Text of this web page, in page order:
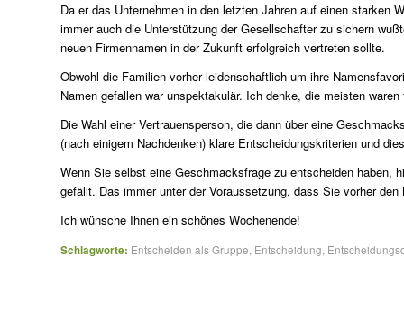
Da er das Unternehmen in den letzten Jahren auf einen starken
immer auch die Unterstützung der Gesellschafter zu sichern
neuen Firmennamen in der Zukunft erfolgreich vertreten sollte.
Obwohl die Familien vorher leidenschaftlich um ihre
Namen gefallen war unspektakulär. Ich denke, die meisten
Die Wahl einer Vertrauensperson, die dann über eine
(nach einigem Nachdenken) klare Entscheidungskriterien und
Wenn Sie selbst eine Geschmacksfrage zu entscheiden haben,
gefällt. Das immer unter der Voraussetzung, dass Sie vorher
Ich wünsche Ihnen ein schönes Wochenende!
Schlagworte: Entscheiden als Gruppe Entscheidung